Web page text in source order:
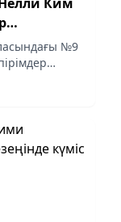
№9
қыздар
қала